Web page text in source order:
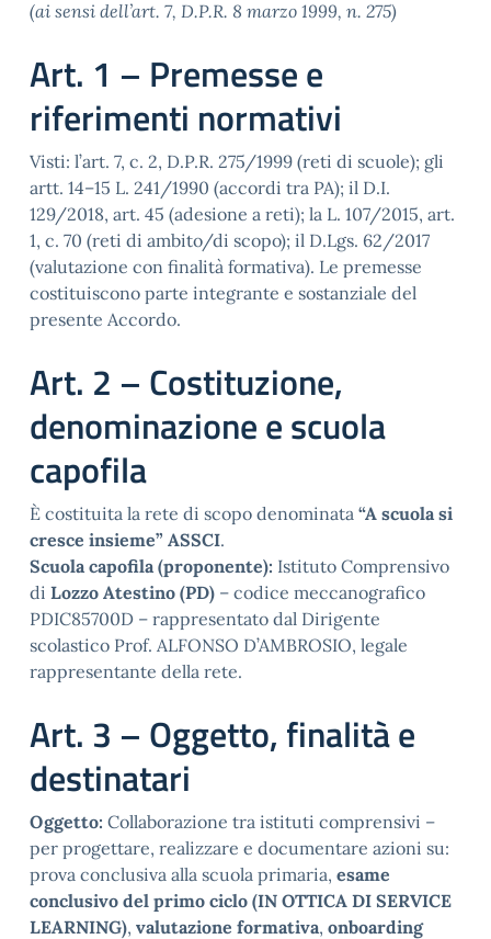
(ai sensi dell’art. 7, D.P.R. 8 marzo 1999, n. 275)
Art. 1 – Premesse e
riferimenti normativi
Visti: l’art. 7, c. 2, D.P.R. 275/1999 (reti di scuole); gli
artt. 14–15 L. 241/1990 (accordi tra PA); il D.I.
129/2018, art. 45 (adesione a reti); la L. 107/2015, art.
1, c. 70 (reti di ambito/di scopo); il D.Lgs. 62/2017
(valutazione con finalità formativa). Le premesse
costituiscono parte integrante e sostanziale del
presente Accordo.
Art. 2 – Costituzione,
denominazione e scuola
capofila
È costituita la rete di scopo denominata “A scuola si
cresce insieme” ASSCI.
Scuola capofila (proponente): Istituto Comprensivo
di Lozzo Atestino (PD) – codice meccanografico
PDIC85700D – rappresentato dal Dirigente
scolastico Prof. ALFONSO D’AMBROSIO, legale
rappresentante della rete.
Art. 3 – Oggetto, finalità e
destinatari
Oggetto: Collaborazione tra istituti comprensivi –
per progettare, realizzare e documentare azioni su:
prova conclusiva alla scuola primaria, esame
conclusivo del primo ciclo (IN OTTICA DI SERVICE
LEARNING), valutazione formativa, onboarding